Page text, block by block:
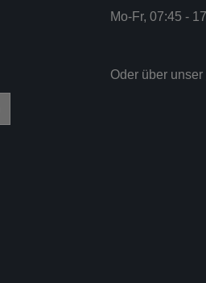
Mo-Fr, 07:45 -
Oder über unser